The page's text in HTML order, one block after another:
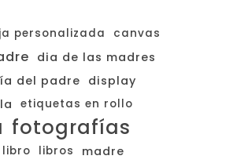
personalizada
canvas
dia de las madres
del padre display
etiquetas en rollo
fotografías
libro libros
madre